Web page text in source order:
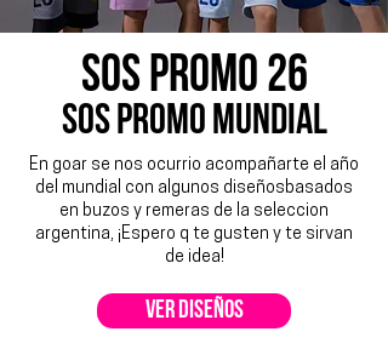
SOS PROMO 26
SOS PROMO MUNDIAL
En goar se nos ocurrio acompañarte el año
del mundial con algunos diseñosbasados
en buzos y remeras de la seleccion
argentina, ¡Espero q te gusten y te sirvan
de idea!
ver diseños